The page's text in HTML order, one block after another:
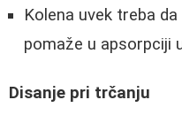
Kolena uvek treba
pomaže u apsorpciji
Disanje pri trčanju